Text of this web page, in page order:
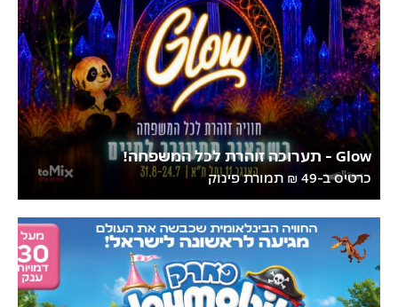
Glow - תערוכה זוהרת לכל המשפחה!
כרטיס ב-49 ₪ תמורת פינוק